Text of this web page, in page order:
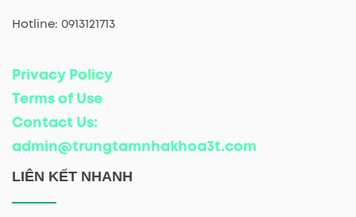
Hotline: 0913121713
Privacy Policy
Terms of Use
Contact Us:
admin@trungtamnhakhoa3t.com
LIÊN KẾT NHANH